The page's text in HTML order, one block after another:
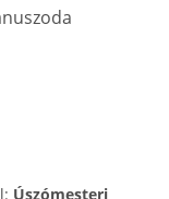
Úszómesteri